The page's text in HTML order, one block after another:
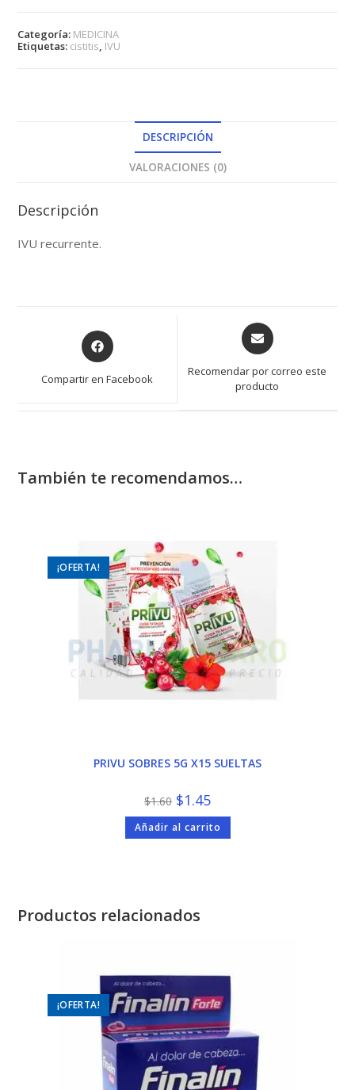
Categoría: MEDICINA
Etiquetas: cistitis, IVU
DESCRIPCIÓN
VALORACIONES (0)
Descripción
IVU recurrente.
Opens
in
new
Compartir en Facebook
Opens
in
new
Recomendar por correo este
producto
También te recomendamos…
¡OFERTA!
PRIVU SOBRES 5G X15 SUELTAS
$1.60 El
precio
original
era:
$1.60.
$1.45El
precio
actual
es:
$1.45.
Añadir al carrito
Productos relacionados
¡OFERTA!